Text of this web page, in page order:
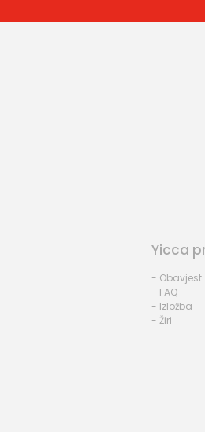
Yicca
- Obavjest
- FAQ
- Izložba
- Žiri